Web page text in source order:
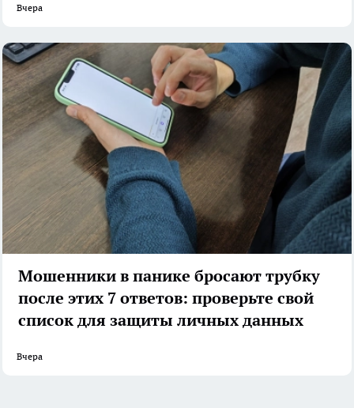
Вчера
Мошенники в панике бросают трубку
после этих 7 ответов: проверьте свой
список для защиты личных данных
Вчера